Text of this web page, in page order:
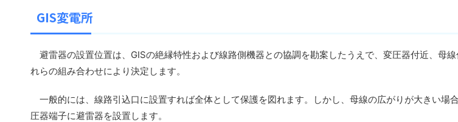
GIS変電所
避雷器の設置位置は、GISの絶縁特性および線路側機器との協調を勘案したうえで、変圧器付近、母
れらの組み合わせにより決定します。
一般的には、線路引込口に設置すれば全体として保護を図れます。しかし、母線の広がりが大きい場
圧器端子に避雷器を設置します。